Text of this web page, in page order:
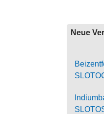
Neue